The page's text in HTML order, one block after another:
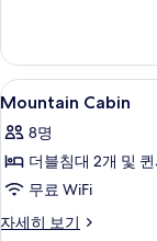
히
보
기
Mountain
Cabin
사
진
모
두
2
Mountain Cabin
8명
더블침대 2개 및
무료 WiFi
자세히 보기
Mountain